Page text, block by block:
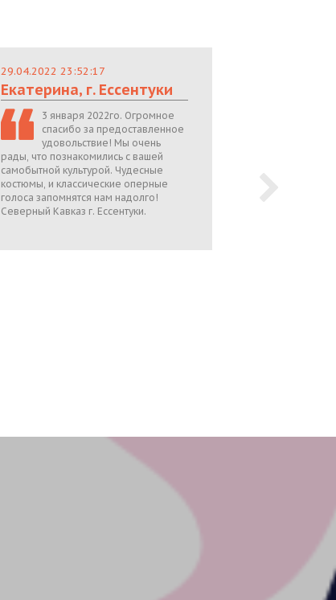
29.04.2022 23:52:17
Екатерина, г. Ессентуки
3 января 2022го. Огромное
спасибо за предоставленное
удовольствие! Мы очень
рады, что познакомились с вашей
самобытной культурой. Чудесные
костюмы, и классические оперные
голоса запомнятся нам надолго!
Северный Кавказ г. Ессентуки.